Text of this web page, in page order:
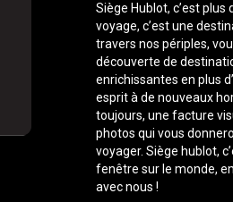
Siège Hublot, c’est plus
voyage, c’est une
travers nos périples,
découverte de
enrichissantes en plus
esprit à de nouveaux
toujours, une facture
photos qui vous
voyager. Siège hublot,
fenêtre sur le monde,
avec nous !